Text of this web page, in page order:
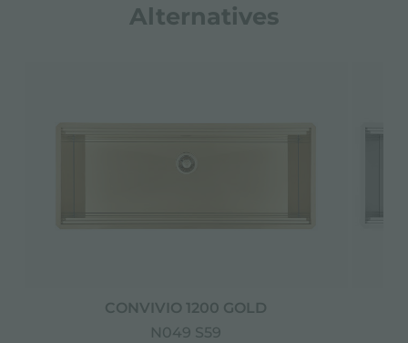
Alternatives
CONVIVIO 1200 GOLD
N049 S59